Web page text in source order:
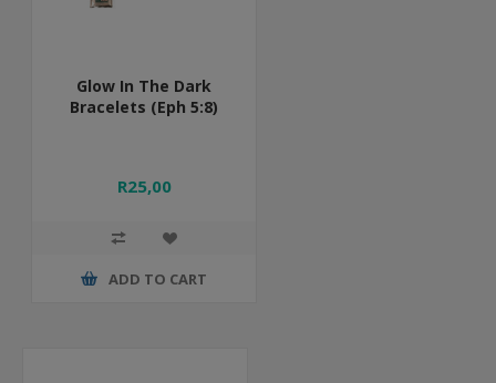
Glow In The Dark
Bracelets (Eph 5:8)
R25,00
ADD TO CART